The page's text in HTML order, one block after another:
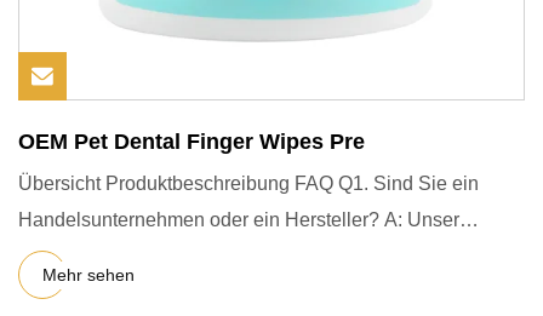
OEM Pet Dental Finger Wipes Pre
Übersicht Produktbeschreibung FAQ Q1. Sind Sie ein
Handelsunternehmen oder ein Hersteller? A: Unser
Unternehmen ist d
Mehr sehen